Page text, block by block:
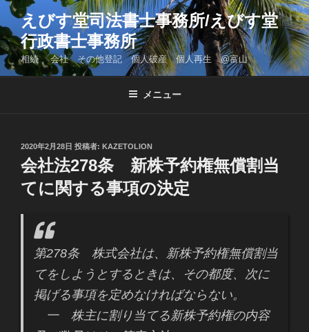
コ
ン
テ
ン
ツ
えびす堂司法書士事務所/えびす堂
行政書士事務所
相続 会社 その他登記 個人破産 個人再生 @富山
メニュー
投
稿
日:
2020年2月28日 投稿者: KAZETOLION
会社法278条 新株予約権無償割当
てに関する事項の決定
第278条 株式会社は、新株予約権無償割当
てをしようとするときは、その都度、次に
掲げる事項を定めなければならない。
一 株主に割り当てる新株予約権の内容